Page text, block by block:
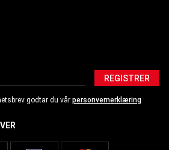
REGISTRER
godtar du vår personvernerklæring